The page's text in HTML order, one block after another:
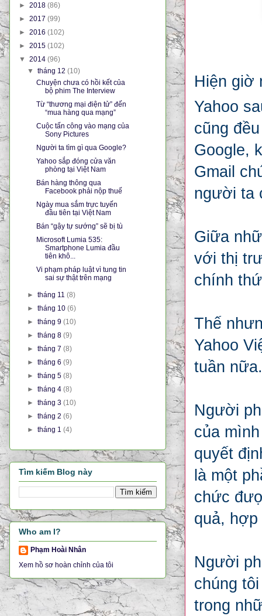
Hiện giờ
Yahoo
cũng
Google,
Gmail
người ta
Giữa
với thị
chính
Thế
Yahoo
tuần nữa.
Người
của
quyết
là một
chức
quả, hợp
Người
chúng
trong
► 2018 (86)
► 2017 (99)
► 2016 (102)
► 2015 (102)
▼ 2014 (96)
▼tháng 12(10)
Chuyện chưa có hồi kết của
bộ phim The Interview
Từ “thương mại điện tử” đến
“mua hàng qua mạng”
Cuộc tấn công vào mạng của
Sony Pictures
Người ta tìm gì qua Google?
Yahoo sắp đóng cửa văn
phòng tại Việt Nam
Bán hàng thông qua
Facebook phải nộp thuế
Ngày mua sắm trực tuyến
đầu tiên tại Việt Nam
Bán “gậy tự sướng” sẽ bị tù
Microsoft Lumia 535:
Smartphone Lumia đầu
tiên khô...
Vi phạm pháp luật vì tung tin
sai sự thật trên mạng
►tháng 11(8)
►tháng 10(6)
►tháng 9(10)
►tháng 8(9)
►tháng 7(8)
►tháng 6(9)
►tháng 5(8)
►tháng 4(8)
►tháng 3(10)
►tháng 2(6)
►tháng 1(4)
Tìm kiếm Blog này
Who am I?
Phạm Hoài Nhân
Xem hồ sơ hoàn chỉnh của tôi